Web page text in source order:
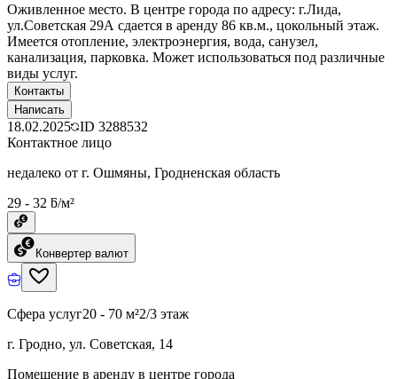
Оживленное место. В центре города по адресу: г.Лида,
ул.Советская 29А сдается в аренду 86 кв.м., цокольный этаж.
Имеется отопление, электроэнергия, вода, санузел,
канализация, парковка. Может использоваться под различные
виды услуг.
Контакты
Написать
18.02.2025 ID 3288532
Контактное лицо
недалеко от г. Ошмяны, Гродненская область
29 - 32 ƃ/м²
Конвертер валют
Сфера услуг20 - 70 м²2/3 этаж
г. Гродно, ул. Советская, 14
Помещение в аренду в центре города